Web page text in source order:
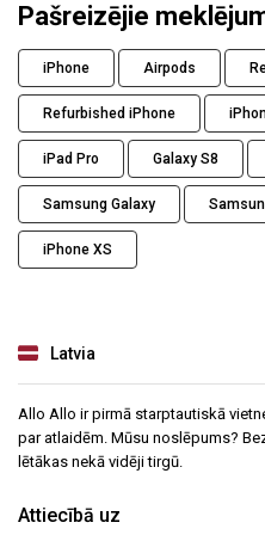
Pašreizējie
iPhone Airpods
Refurbished iPhone
iPad Pro Galaxy S8
Samsung Galaxy
iPhone XS
Latvia
Allo Allo ir pirmā starptautiskā
par atlaidēm. Mūsu noslēpums?
lētākas nekā vidēji tirgū.
Attiecībā uz